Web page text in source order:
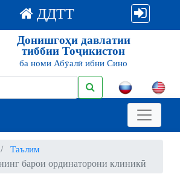
ДДТТ
Донишгоҳи давлатии
тиббии Тоҷикистон
ба номи Абӯалӣ ибни Сино
Таълим
барои ординаторони клиникӣ